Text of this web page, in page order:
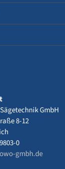
GmbH
8-12
0
gmbh.de